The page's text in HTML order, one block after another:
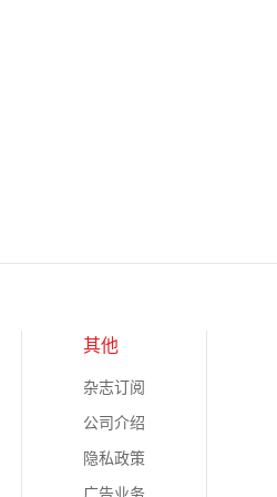
其他
杂志订阅
公司介绍
隐私政策